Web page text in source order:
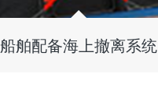
船舶配备海上撤离系统